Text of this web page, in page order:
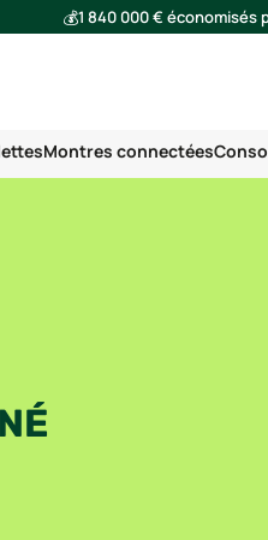
💰1 840 000 € économisés
Montres connectées